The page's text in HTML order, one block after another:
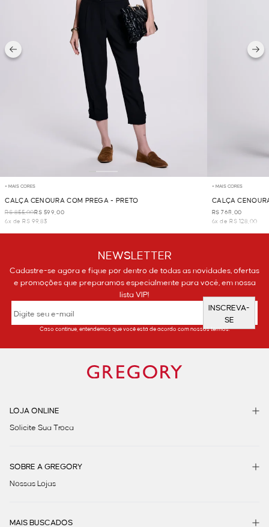
+ MAIS CORES
CALÇA CENOURA COM PREGA - PRETO
R$ 855,00R$ 599,00
6x de R$ 99,83
+ MAIS CORES
CALÇA
R$ 768,00
6x de R$ 128,00
NEWSLETTER
Cadastre-se agora e fique por dentro de todas as novidades, ofertas
e promoções que preparamos especialmente para você, em nossa
lista VIP!
INSCREVA-
SE
Caso continue, entendemos que você está de acordo com nossos termos.
LOJA ONLINE
Solicite Sua Troca
SOBRE A GREGORY
Nossas Lojas
MAIS BUSCADOS